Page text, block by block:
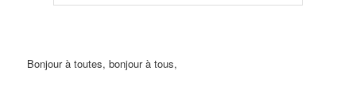
Bonjour à toutes, bonjour à tous,